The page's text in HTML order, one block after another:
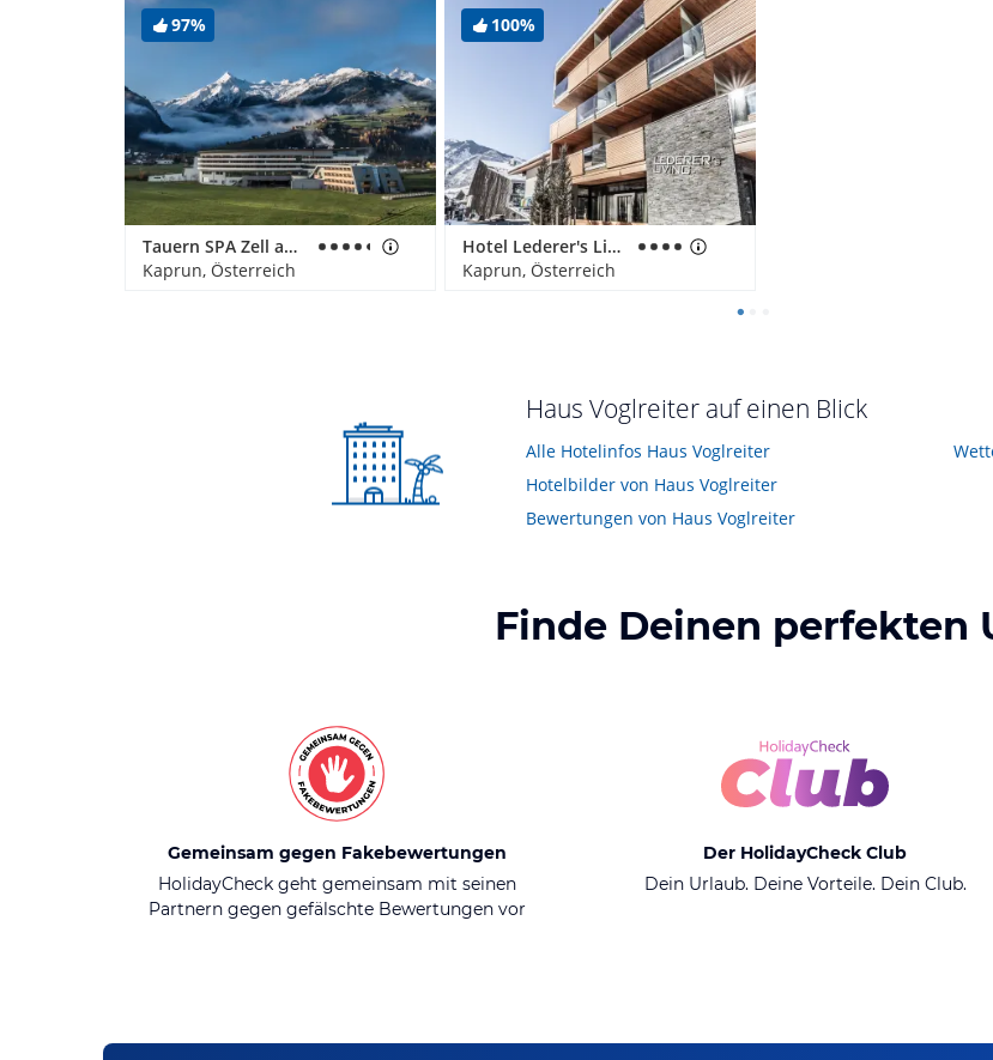
97%
Tauern SPA Zell am See-Kaprun
Kaprun, Österreich
100%
Hotel Lederer's Living
Kaprun, Österreich
Haus Voglreiter auf einen Blick
Alle Hotelinfos Haus Voglreiter
Hotelbilder von Haus Voglreiter
Bewertungen von Haus Voglreiter
Finde Deinen perfekten
Gemeinsam gegen Fakebewertungen
HolidayCheck geht gemeinsam mit seinen
Partnern gegen gefälschte Bewertungen vor
Der HolidayCheck Club
Dein Urlaub. Deine Vorteile. Dein Club.